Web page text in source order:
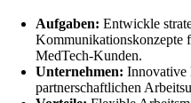
Aufgaben: Entwickle
Kommunikationskonzepte
MedTech-Kunden.
Unternehmen: Innovative
partnerschaftlichen